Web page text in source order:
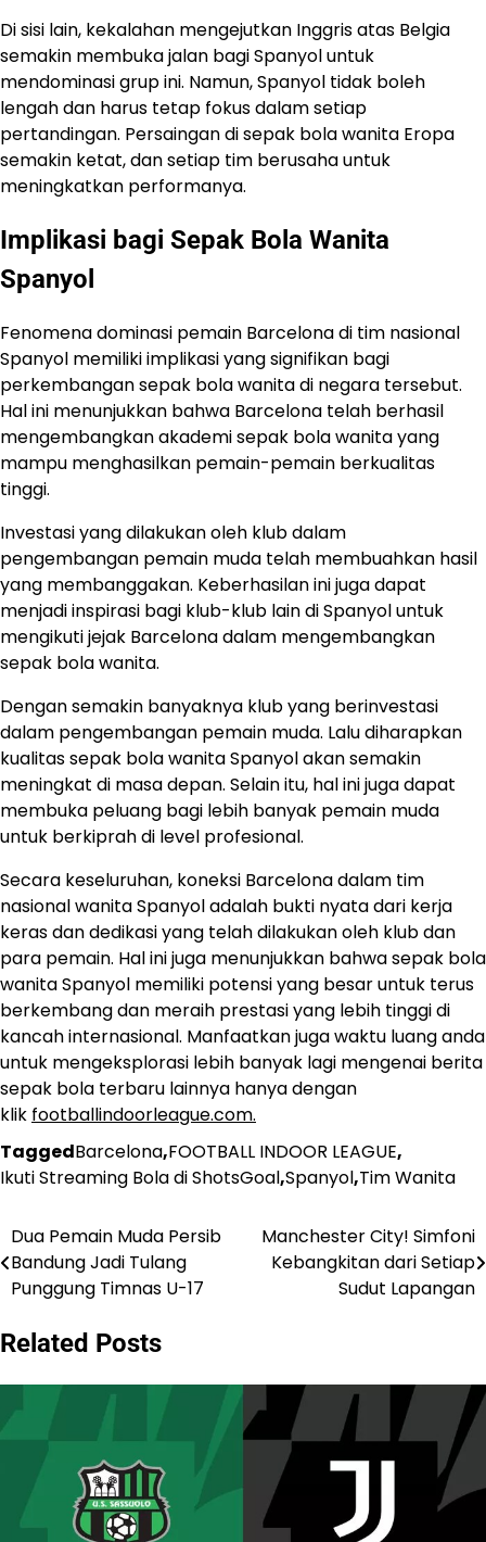
Di sisi lain, kekalahan mengejutkan Inggris atas Belgia
semakin membuka jalan bagi Spanyol untuk
mendominasi grup ini. Namun, Spanyol tidak boleh
lengah dan harus tetap fokus dalam setiap
pertandingan. Persaingan di sepak bola wanita Eropa
semakin ketat, dan setiap tim berusaha untuk
meningkatkan performanya.
Implikasi bagi Sepak Bola Wanita
Spanyol
Fenomena dominasi pemain Barcelona di tim nasional
Spanyol memiliki implikasi yang signifikan bagi
perkembangan sepak bola wanita di negara tersebut.
Hal ini menunjukkan bahwa Barcelona telah berhasil
mengembangkan akademi sepak bola wanita yang
mampu menghasilkan pemain-pemain berkualitas
tinggi.
Investasi yang dilakukan oleh klub dalam
pengembangan pemain muda telah membuahkan hasil
yang membanggakan. Keberhasilan ini juga dapat
menjadi inspirasi bagi klub-klub lain di Spanyol untuk
mengikuti jejak Barcelona dalam mengembangkan
sepak bola wanita.
Dengan semakin banyaknya klub yang berinvestasi
dalam pengembangan pemain muda. Lalu diharapkan
kualitas sepak bola wanita Spanyol akan semakin
meningkat di masa depan. Selain itu, hal ini juga dapat
membuka peluang bagi lebih banyak pemain muda
untuk berkiprah di level profesional.
Secara keseluruhan, koneksi Barcelona dalam tim
nasional wanita Spanyol adalah bukti nyata dari kerja
keras dan dedikasi yang telah dilakukan oleh klub dan
para pemain. Hal ini juga menunjukkan bahwa sepak bola
wanita Spanyol memiliki potensi yang besar untuk terus
berkembang dan meraih prestasi yang lebih tinggi di
kancah internasional. Manfaatkan juga waktu luang anda
untuk mengeksplorasi lebih banyak lagi mengenai berita
sepak bola terbaru lainnya hanya dengan
klik footballindoorleague.com.
TaggedBarcelona,FOOTBALL INDOOR LEAGUE,
Ikuti Streaming Bola di ShotsGoal,Spanyol,Tim Wanita
Post
navigation
Dua Pemain Muda Persib
Bandung Jadi Tulang
Punggung Timnas U-17
Manchester City! Simfoni
Kebangkitan dari Setiap
Sudut Lapangan
Related Posts